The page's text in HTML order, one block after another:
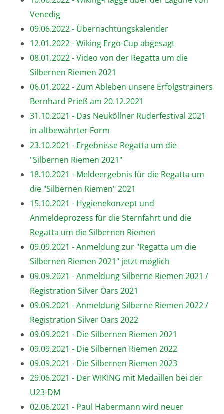
Venedig
09.06.2022 - Übernachtungskalender
12.01.2022 - Wiking Ergo-Cup abgesagt
08.01.2022 - Video von der Regatta um die
Silbernen Riemen 2021
06.01.2022 - Zum Ableben unsere Erfolgstrainers
Bernhard Prieß am 20.12.2021
31.10.2021 - Das Neuköllner Ruderfestival 2021
in altbewährter Form
23.10.2021 - Ergebnisse Regatta um die
"Silbernen Riemen 2021"
18.10.2021 - Meldeergebnis für die Regatta um
die "Silbernen Riemen" 2021
15.10.2021 - Hygienekonzept und
Anmeldeprozess für die Sternfahrt und die
Regatta um die Silbernen Riemen
09.09.2021 - Anmeldung zur "Regatta um die
Silbernen Riemen 2021" jetzt möglich
09.09.2021 - Anmeldung Silberne Riemen 2021 /
Registration Silver Oars 2021
09.09.2021 - Anmeldung Silberne Riemen 2022 /
Registration Silver Oars 2022
09.09.2021 - Die Silbernen Riemen 2021
09.09.2021 - Die Silbernen Riemen 2022
09.09.2021 - Die Silbernen Riemen 2023
29.06.2021 - Der WIKING mit Medaillen bei der
U23-DM
02.06.2021 - Paul Habermann wird neuer